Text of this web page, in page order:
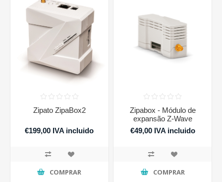
Zipato ZipaBox2
€199,00 IVA incluido
COMPRAR
Zipabox - Módulo de
expansão Z-Wave
€49,00 IVA incluido
COMPRAR